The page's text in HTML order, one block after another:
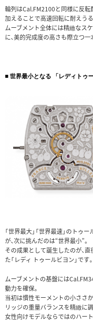
輪列はCal.FM2100と同様に反転
加えることで高速回転に耐えうる
ムーブメント全体には精緻なス
に、美的完成度の高さも際立つ一
■ 世界最小となる 「レディトゥ
「世界最大」「世界最速」のト
が、次に挑んだのは“世界最小”。
その成果として誕生したのが、
た「レディ トゥールビヨン」です。
ムーブメントの基盤には
動力を確保。
当初は慣性モーメントの小ささ
リッジの重量バランスを精緻に
女性向けモデルならではのハー